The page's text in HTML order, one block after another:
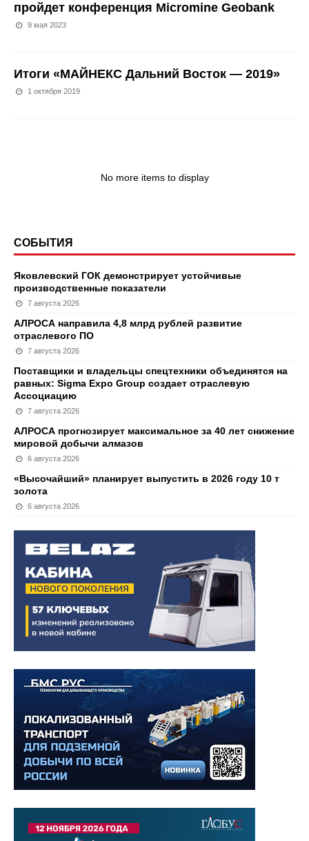
пройдет конференция Micromine Geobank
9 мая 2023
Итоги «МАЙНЕКС Дальний Восток — 2019»
1 октября 2019
No more items to display
СОБЫТИЯ
Яковлевский ГОК демонстрирует устойчивые
производственные показатели
7 августа 2026
АЛРОСА направила 4,8 млрд рублей развитие
отраслевого ПО
7 августа 2026
Поставщики и владельцы спецтехники объединятся на
равных: Sigma Expo Group создает отраслевую
Ассоциацию
7 августа 2026
АЛРОСА прогнозирует максимальное за 40 лет снижение
мировой добычи алмазов
6 августа 2026
«Высочайший» планирует выпустить в 2026 году 10 т
золота
6 августа 2026